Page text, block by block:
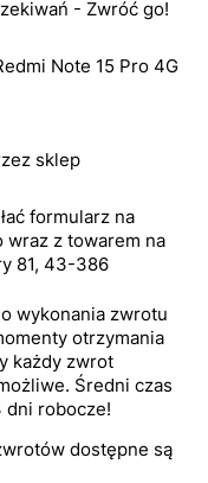
- Zwróć go!
Note 15 Pro 4G
sklep
formularz na
wraz z towarem na
81, 43-386
wykonania zwrotu
otrzymania
każdy zwrot
Średni czas
dni robocze!
dostępne są